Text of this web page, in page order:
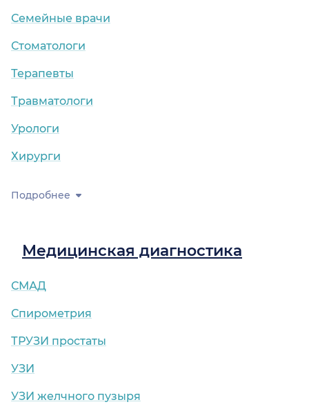
Семейные врачи
Стоматологи
Терапевты
Травматологи
Урологи
Хирурги
Подробнее
Медицинская диагностика
СМАД
Спирометрия
ТРУЗИ простаты
УЗИ
УЗИ желчного пузыря